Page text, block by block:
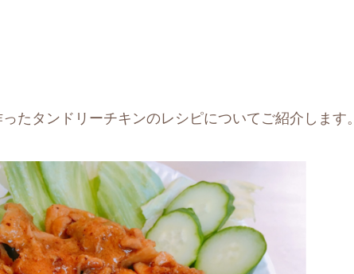
たタンドリーチキンのレシピについてご紹介します。